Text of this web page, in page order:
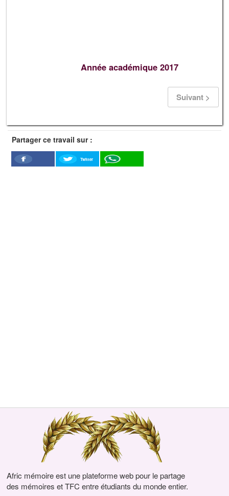
Année académique 2017
Suivant >
Partager ce travail sur :
Facebook
Twitter
Afric mémoire est une plateforme web pour le partage
des mémoires et TFC entre étudiants du monde entier.